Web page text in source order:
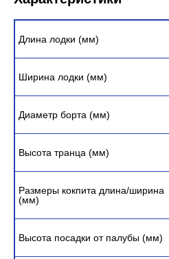
Длина лодки (мм)
Ширина лодки (мм)
Диаметр борта (мм)
Высота транца (мм)
Размеры кокпита длина/ширина
(мм)
Высота посадки от палубы (мм)